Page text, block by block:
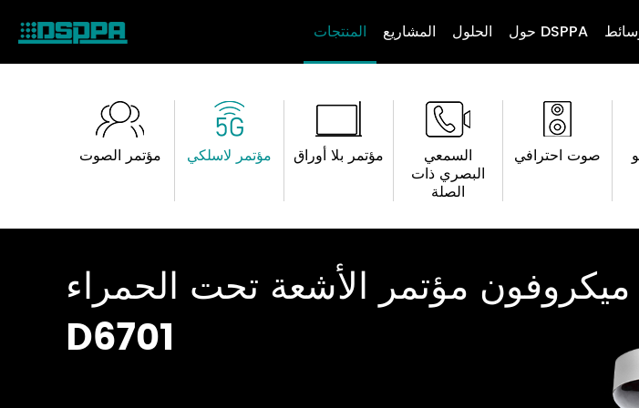
المنتجات المشاريع الحلول حول DSPPA
مؤتمر الصوت مؤتمر لاسلكي مؤتمر بلا أوراق السمعي
البصري ذات
الصلة
صوت احترافي
مؤتمر الأشعة تحت الحمراء
D6701